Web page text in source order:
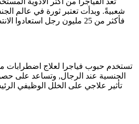
فأكثر من 25 مليون رجل
تستخدم حبوب فياجرا لعلاج اضطرابات
الجنسية عند الرجال, وتساعد على
تأثير علاجي على الخلل الوظيفي